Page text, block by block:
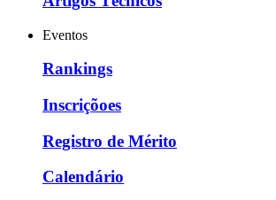
Eventos
Rankings
Inscriçõoes
Registro de Mérito
Calendário